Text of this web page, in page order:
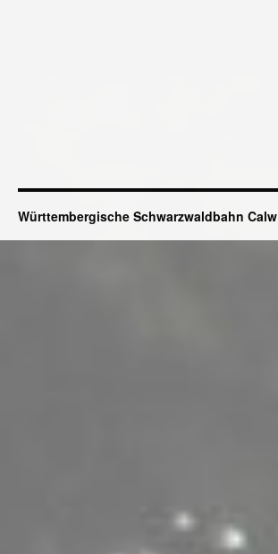
Württembergische Schwarzwaldbahn Calw